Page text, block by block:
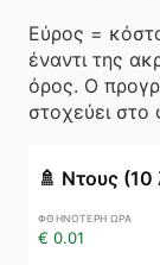
Εύρος =
έναντι της
όρος. Ο
στοχεύει
🚿 Ντους (10
€ 0.01